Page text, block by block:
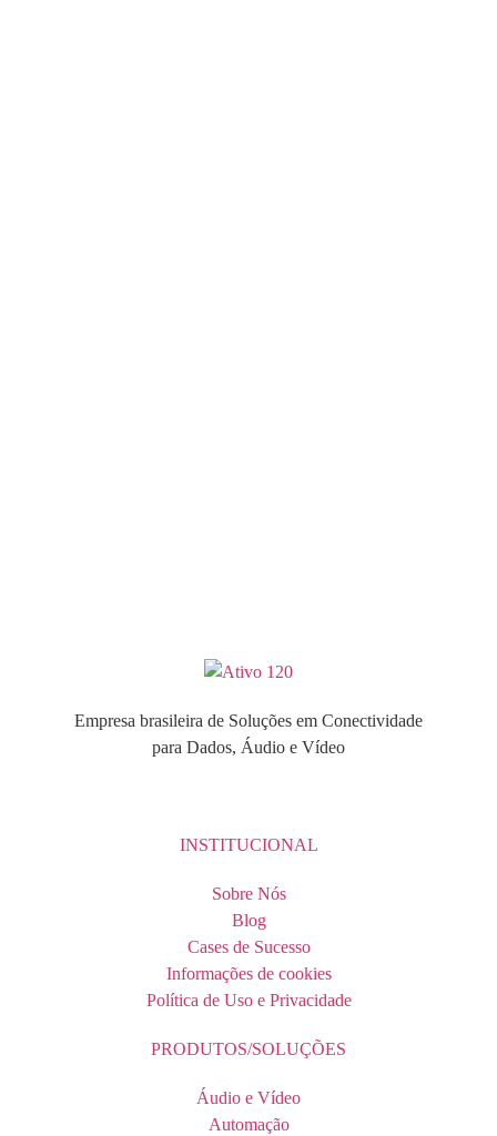
Empresa brasileira de Soluções em Conectividade
para Dados, Áudio e Vídeo
INSTITUCIONAL
Sobre Nós
Blog
Cases de Sucesso
Informações de cookies
Política de Uso e Privacidade
PRODUTOS/SOLUÇÕES
Áudio e Vídeo
Automação